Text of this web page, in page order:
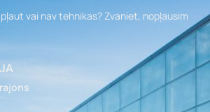
vai nav tehnikas? Zvaniet, nopļausim